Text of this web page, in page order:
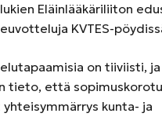
Eläinlääkäriliiton
KVTES-
on tiiviisti, ja
tieto, että
yhteisymmärrys kunta- ja